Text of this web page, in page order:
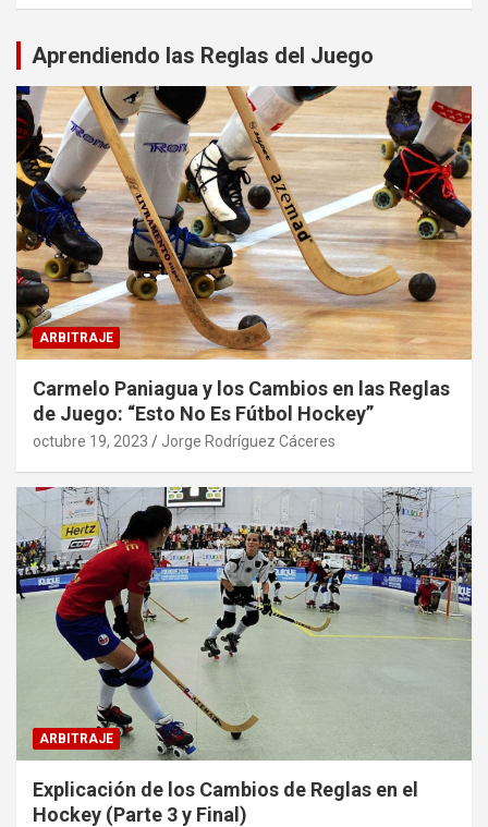
Aprendiendo las Reglas del Juego
ARBITRAJE
Carmelo Paniagua y los Cambios en las Reglas
de Juego: “Esto No Es Fútbol Hockey”
octubre 19, 2023 Jorge Rodríguez Cáceres
ARBITRAJE
Explicación de los Cambios de Reglas en el
Hockey (Parte 3 y Final)